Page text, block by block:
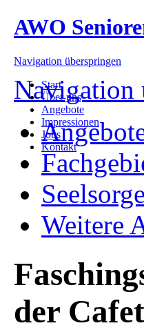
AWO
Navigation überspringen
Start
Über uns
Angebote
Impressionen
Jobs
Kontakt
Navigation
Seelsorge
Weitere
der